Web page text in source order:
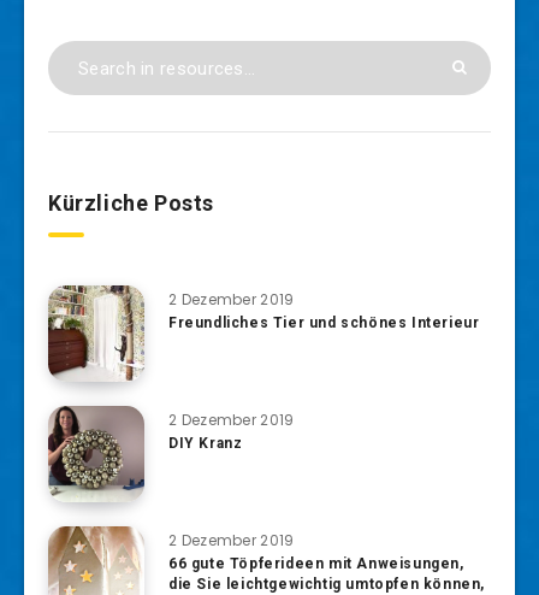
Kürzliche Posts
2 Dezember 2019
Freundliches Tier und schönes Interieur
2 Dezember 2019
DIY Kranz
2 Dezember 2019
66 gute Töpferideen mit Anweisungen,
die Sie leichtgewichtig umtopfen können,